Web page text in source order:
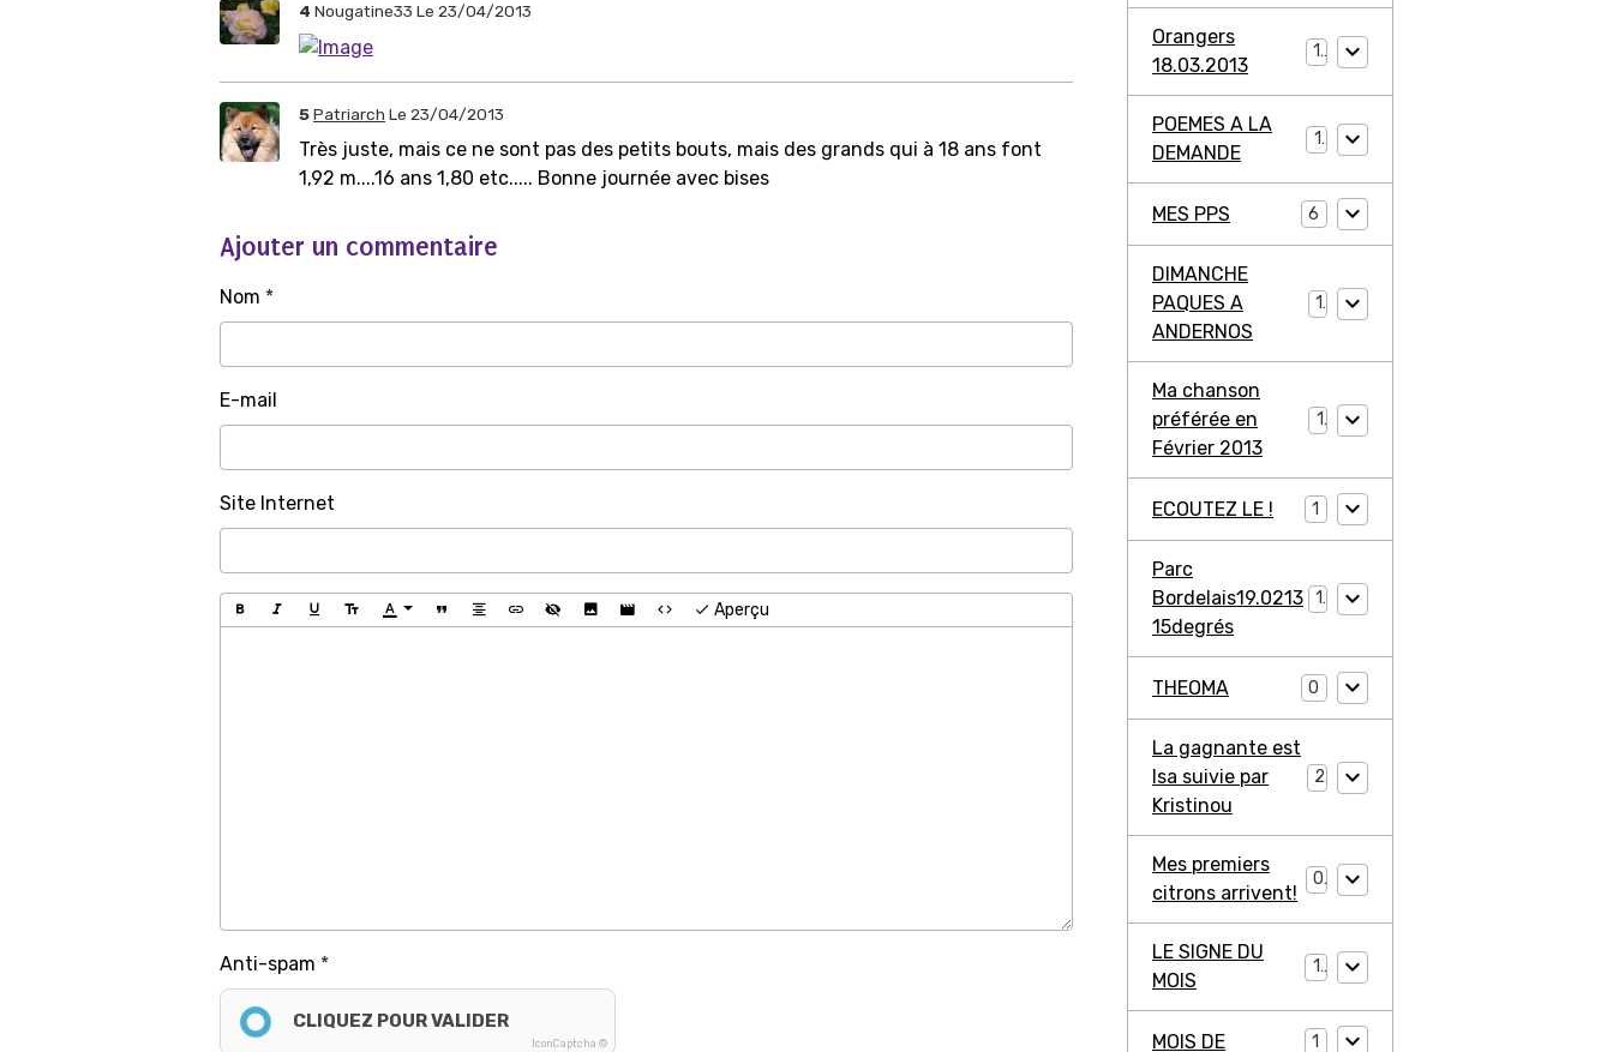
4 Nougatine33 Le 23/04/2013
5Patriarch Le 23/04/2013
Très juste, mais ce ne sont pas des petits bouts, mais des grands qui à 18 ans font
1,92 m....16 ans 1,80 etc..... Bonne journée avec bises
Ajouter un commentaire
Nom
E-mail
Site Internet
Aperçu
Anti-spam
CLIQUEZ POUR VALIDER
IconCaptcha ©
Orangers
18.03.2013
1
POEMES A LA
DEMANDE
1
MES PPS 6
DIMANCHE
PAQUES A
ANDERNOS
1
Ma chanson
préférée en
Février 2013
1
ECOUTEZ LE ! 1
Parc
Bordelais19.0213
15degrés
1
THEOMA 0
La gagnante est
Isa suivie par
Kristinou
2
Mes premiers
citrons arrivent!
0
LE SIGNE DU
MOIS
1
MOIS DE 1